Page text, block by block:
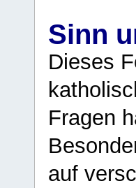
Sinn
Dieses
Fragen
auf